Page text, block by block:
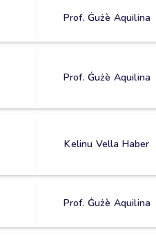
Prof. Ġużè Aquilina
Prof. Ġużè Aquilina
Kelinu Vella Haber
Prof. Ġużè Aquilina